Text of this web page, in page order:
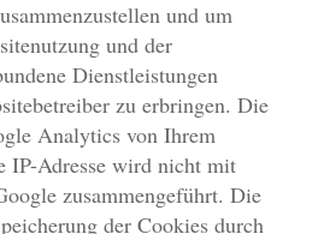
und um
und der
Dienstleistungen
zu erbringen. Die
Analytics von Ihrem
IP-Adresse wird nicht mit
zusammengeführt. Die
der Cookies durch